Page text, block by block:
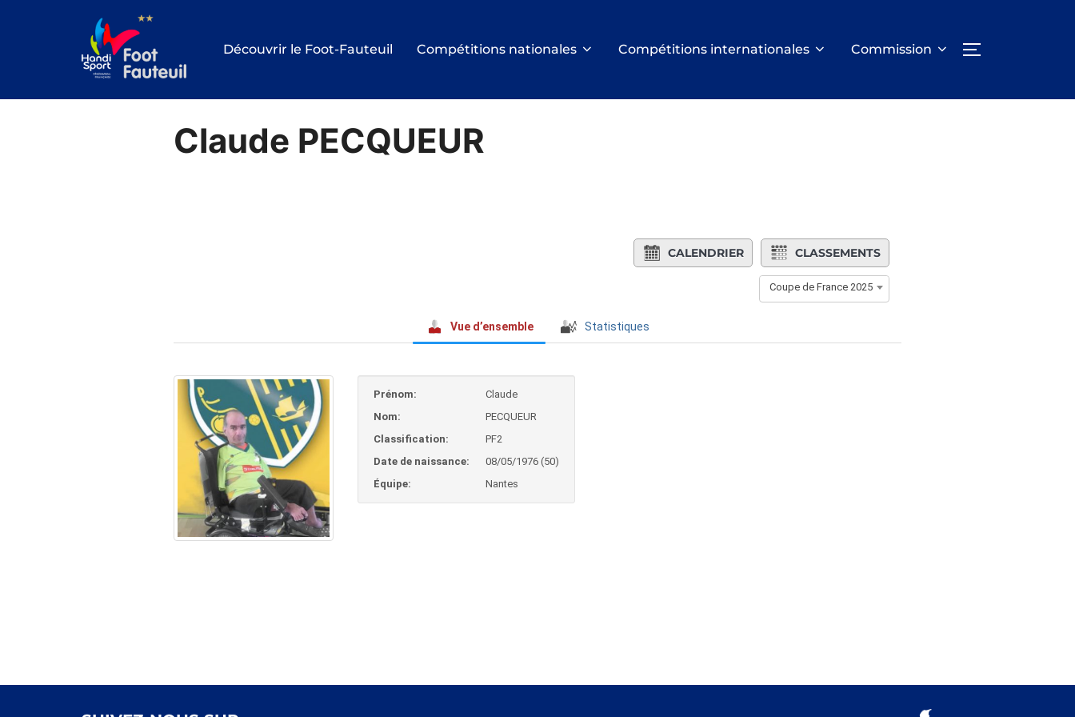
Découvrir le Foot-Fauteuil Compétitions nationales Compétitions internationales Commission PERMUTER
Claude PECQUEUR
CALENDRIER CLASSEMENTS
Coupe de France 2025
Vue d’ensemble Statistiques
Prénom:
Claude
Nom:
PECQUEUR
Classification:
PF2
Date de naissance:
08/05/1976 (50)
Équipe:
Nantes